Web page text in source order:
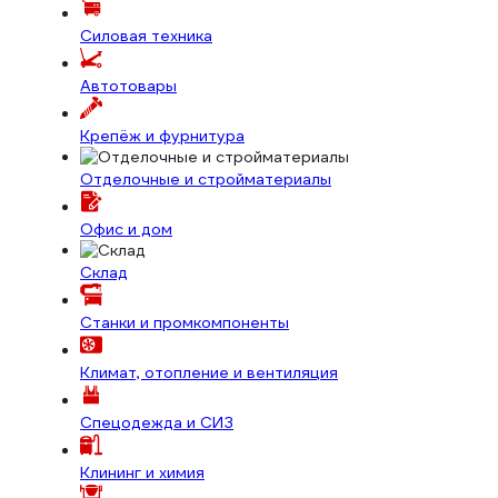
Силовая техника
Автотовары
Крепёж и фурнитура
Отделочные и стройматериалы
Офис и дом
Склад
Станки и промкомпоненты
Климат, отопление и вентиляция
Спецодежда и СИЗ
Клининг и химия